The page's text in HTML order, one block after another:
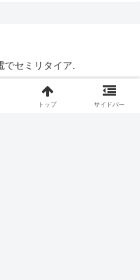
セミリタイア.
トップ サイドバー